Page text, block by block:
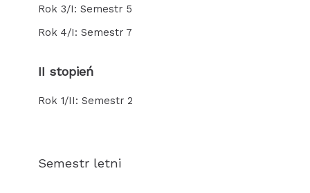
Rok 3/I: Semestr 5
Rok 4/I: Semestr 7
II stopień
Rok 1/II: Semestr 2
Semestr letni